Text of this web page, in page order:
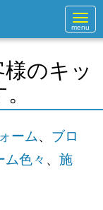
N
a
v
a
o
のキッ
ーム、 ブロ
ム色々 、 施